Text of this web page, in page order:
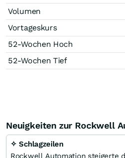
Volumen
Vortageskurs
52-Wochen Hoch
52-Wochen Tief
Neuigkeiten zur Rockwell
✧ Schlagzeilen
Rockwell Automation steigerte